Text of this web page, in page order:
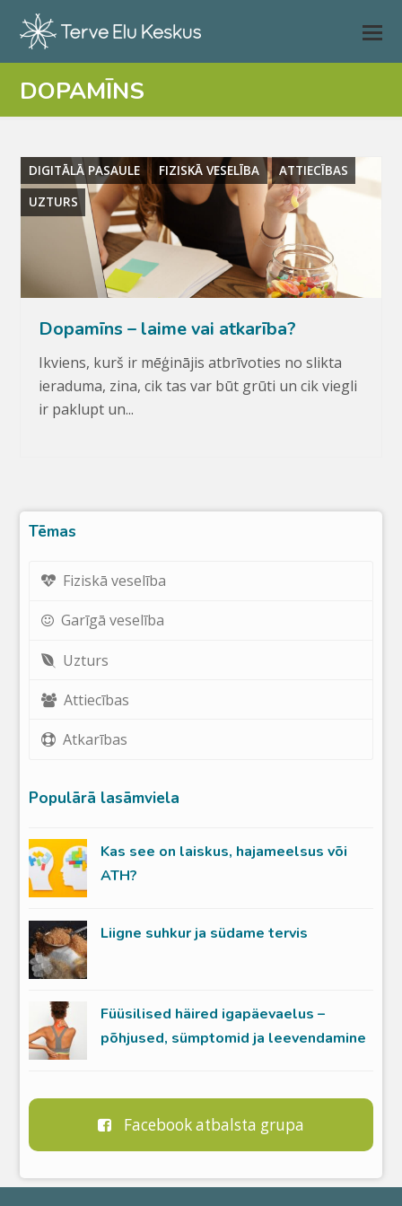
DOPAMĪNS
DIGITĀLĀ PASAULE FIZISKĀ VESELĪBA
ATTIECĪBAS
UZTURS
Dopamīns – laime vai atkarība?
Ikviens, kurš ir mēģinājis atbrīvoties no slikta
ieraduma, zina, cik tas var būt grūti un cik viegli
ir paklupt un...
Tēmas
Fiziskā veselība
Garīgā veselība
Uzturs
Attiecības
Atkarības
Populārā lasāmviela
Kas see on laiskus, hajameelsus või
ATH?
Liigne suhkur ja südame tervis
Füüsilised häired igapäevaelus –
põhjused, sümptomid ja leevendamine
Facebook atbalsta grupa